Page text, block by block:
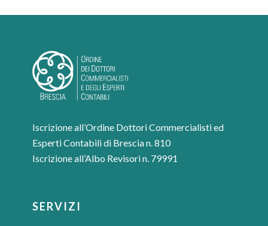
Iscrizione all’Ordine Dottori Commercialisti ed
Esperti Contabili di Brescia n. 810
Iscrizione all’Albo Revisori n. 79991
SERVIZI